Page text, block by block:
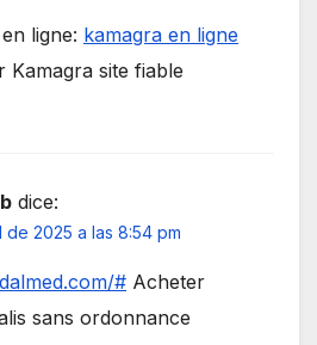
ligne: kamagra en ligne
Kamagra site fiable
dice:
de 2025 a las 8:54 pm
# Acheter
sans ordonnance